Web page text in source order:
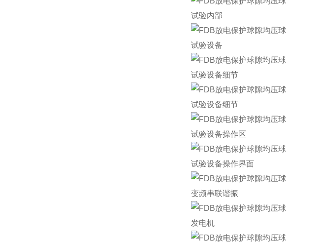
试验内部
试验设备
试验设备细节
试验设备细节
试验设备操作区
试验设备操作界面
变频串联谐振
发电机